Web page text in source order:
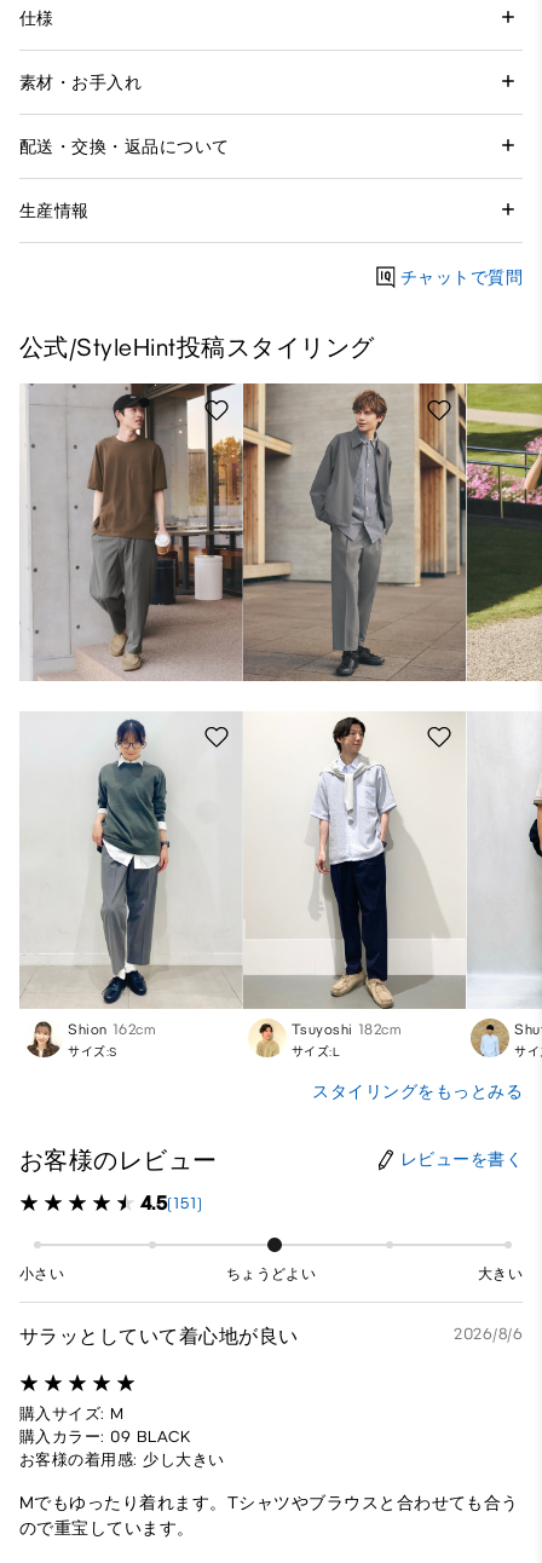
仕様
素材・お手入れ
配送・交換・返品について
生産情報
チャットで質問
公式/StyleHint投稿スタイリング
Shion 162cm
サイズ:S
Tsuyoshi 182cm
サイズ:L サ
スタイリングをもっとみる
お客様のレビュー レビューを書く
4.5(151)
小さい ちょうどよい 大きい
サラッとしていて着心地が良い 2026/8/6
購入サイズ: M
購入カラー: 09 BLACK
お客様の着用感: 少し大きい
Mでもゆったり着れます。Tシャツやブラウスと合わせても合う
ので重宝しています。